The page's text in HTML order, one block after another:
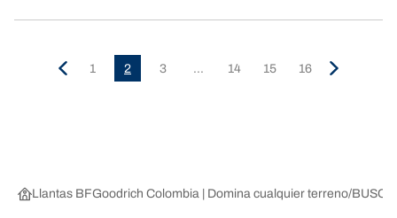
1 2 3 ... 14 15 16
Llantas BFGoodrich Colombia | Domina cualquier terreno